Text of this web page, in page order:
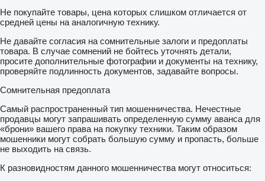
Не покупайте товары, цена которых слишком отличается от
средней цены на аналогичную технику.
Не давайте согласия на сомнительные залоги и предоплаты
товара. В случае сомнений не бойтесь уточнять детали,
просите дополнительные фотографии и документы на технику,
проверяйте подлинность документов, задавайте вопросы.
Сомнительная предоплата
Самый распространенный тип мошенничества. Нечестные
продавцы могут запрашивать определенную сумму аванса для
«брони» вашего права на покупку техники. Таким образом
мошенники могут собрать большую сумму и пропасть, больше
не выходить на связь.
К разновидностям данного мошенничества могут относиться: